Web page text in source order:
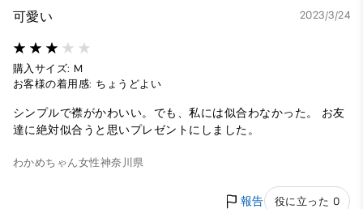
可愛い 2023/3/24
購入サイズ: M
お客様の着用感: ちょうどよい
シンプルで襟がかわいい。でも、私には似合わなかった。 お友
達に絶対似合うと思いプレゼントにしました。
わかめちゃん女性神奈川県
報告 役に立った 0